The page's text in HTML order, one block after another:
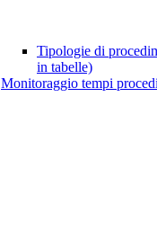
Tipologie di
in tabelle)
Monitoraggio tempi